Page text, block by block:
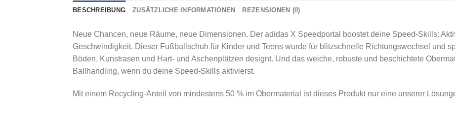
BESCHREIBUNG ZUSÄTZLICHE INFORMATIONEN REZENSIONEN (0)
Neue Chancen, neue Räume, neue Dimensionen. Der adidas X Speedportal boostet deine Speed-Skills:
Geschwindigkeit. Dieser Fußballschuh für Kinder und Teens wurde für blitzschnelle Richtungswechsel und
Böden, Kunstrasen und Hart- und Aschenplätzen designt. Und das weiche, robuste und beschichtete
Ballhandling, wenn du deine Speed-Skills aktivierst.
Mit einem Recycling-Anteil von mindestens 50 % im Obermaterial ist dieses Produkt nur eine unserer